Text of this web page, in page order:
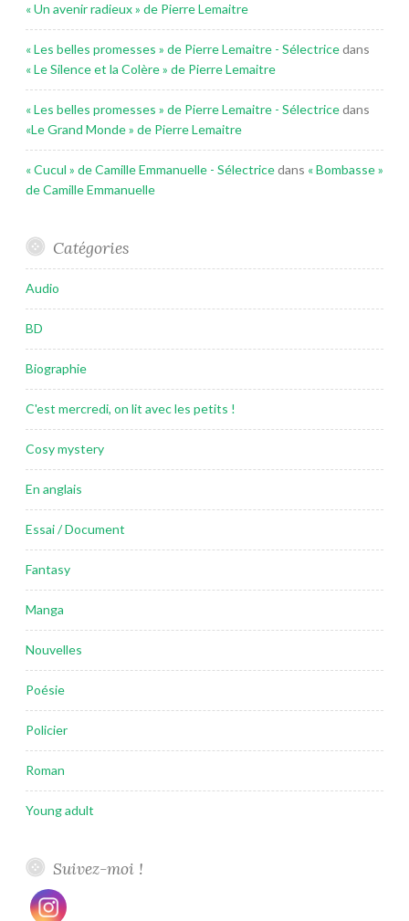
« Un avenir radieux » de Pierre Lemaitre
« Les belles promesses » de Pierre Lemaitre - Sélectricedans
« Le Silence et la Colère » de Pierre Lemaitre
« Les belles promesses » de Pierre Lemaitre - Sélectricedans
«Le Grand Monde » de Pierre Lemaitre
« Cucul » de Camille Emmanuelle - Sélectricedans « Bombasse »
de Camille Emmanuelle
Catégories
Audio
BD
Biographie
C'est mercredi, on lit avec les petits !
Cosy mystery
En anglais
Essai / Document
Fantasy
Manga
Nouvelles
Poésie
Policier
Roman
Young adult
Suivez-moi !